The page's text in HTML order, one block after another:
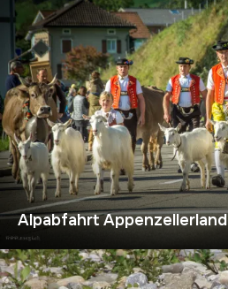
Alpabfahrt Appenzellerland